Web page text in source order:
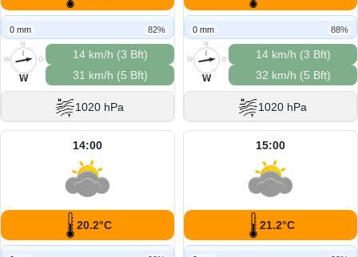
0 mm 82%
N
O
S
W
W
14 km/h (3 Bft)
31 km/h (5 Bft)
1020 hPa
0 mm 88%
N
O
S
W
W
14 km/h (3 Bft)
32 km/h (5 Bft)
1020 hPa
14:00
20.2°C
15:00
21.2°C